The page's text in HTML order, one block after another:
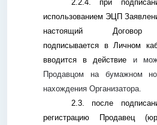
2.2.4. при
использованием ЭЦП
настоящий Договор
подписывается в Личном
вводится в действие и
Продавцом на бумажном
нахождения Организатора.
2.3. после
регистрацию Продавец